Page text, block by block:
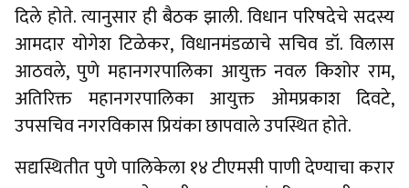
दिले होते. त्यानुसार ही बैठक झाली. विधान परिषदेचे सदस्य
आमदार योगेश टिळेकर, विधानमंडळाचे सचिव डॉ. विलास
आठवले, पुणे महानगरपालिका आयुक्त नवल किशोर राम,
अतिरिक्त महानगरपालिका आयुक्त ओमप्रकाश दिवटे,
उपसचिव नगरविकास प्रियंका छापवाले उपस्थित होते.
सद्यस्थितीत पुणे पालिकेला १४ टीएमसी पाणी देण्याचा करार